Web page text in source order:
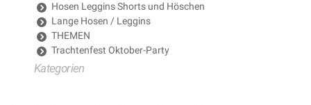
Hosen Leggins Shorts und Höschen
Lange Hosen / Leggins
THEMEN
Trachtenfest Oktober-Party
Kategorien